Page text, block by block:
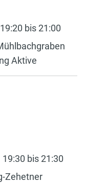
19:20 bis 21:00
Aktive
19:30 bis 21:30
Zehetner